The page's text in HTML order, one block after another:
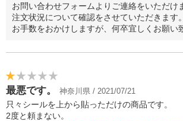
お問い合わせフォームよりご連絡をいただけ
注文状況について確認をさせていただきます。
お手数をおかけしますが、何卒宜しくお願い
最悪です。 神奈川県 / 2021/07/21
只々シールを上から貼っただけの商品です。
2度と頼まない。